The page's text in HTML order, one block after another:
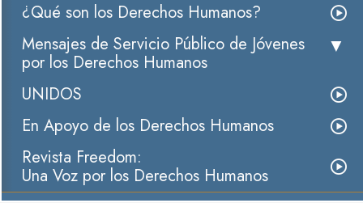
¿Qué son los Derechos Humanos?
Mensajes de Servicio Público de Jóvenes
por los Derechos Humanos
UNIDOS
En Apoyo de los Derechos Humanos
Revista Freedom:
Una Voz por los Derechos Humanos